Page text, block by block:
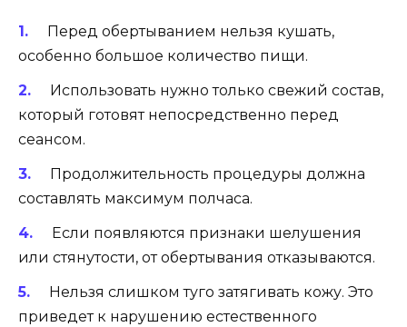
Перед обертыванием нельзя кушать,
особенно большое количество пищи.
Использовать нужно только свежий состав,
который готовят непосредственно перед
сеансом.
Продолжительность процедуры должна
составлять максимум полчаса.
Если появляются признаки шелушения
или стянутости, от обертывания отказываются.
Нельзя слишком туго затягивать кожу. Это
приведет к нарушению естественного